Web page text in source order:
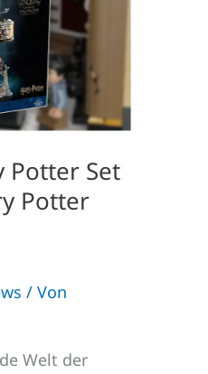
Potter Set
Potter
/ Von
Welt der